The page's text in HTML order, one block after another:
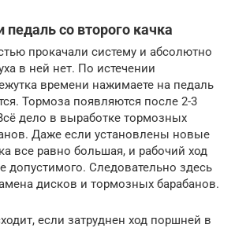
педаль со второго качка
прокачали систему и абсолютно
в ней нет. По истечении
времени нажимаете на педаль
Тормоза появляются после 2-3
дело в выработке тормозных
Даже если установлены новые
все равно большая, и рабочий ход
допустимого. Следовательно здесь
дисков и тормозных барабанов.
если затруднен ход поршней в